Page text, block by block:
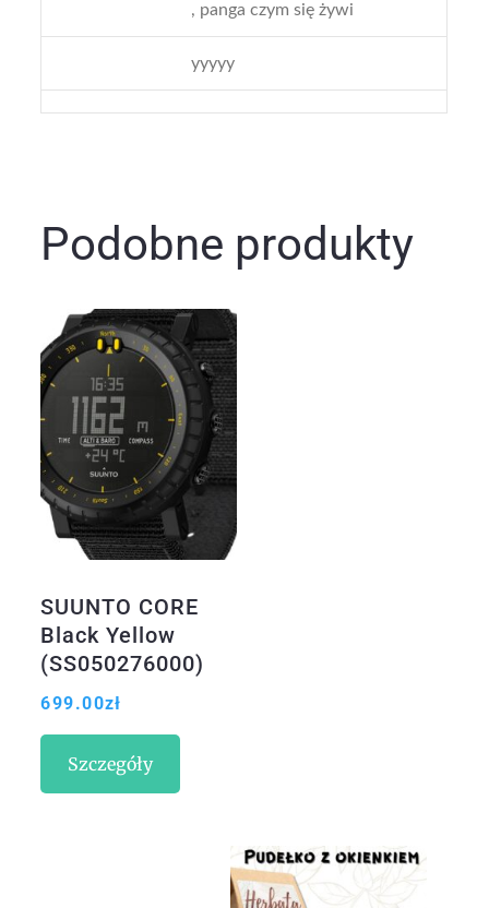
, panga czym się żywi
yyyyy
Podobne produkty
SUUNTO CORE
Black Yellow
(SS050276000)
699.00zł
Szczegóły